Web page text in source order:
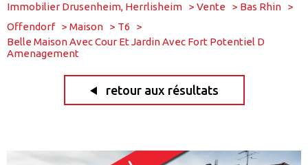
Immobilier Drusenheim, Herrlisheim Vente
Bas Rhin
Offendorf
Maison
T6
Belle Maison Avec Cour Et Jardin Avec Fort Potentiel D
Amenagement
retour aux résultats